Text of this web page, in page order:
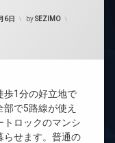
6日 bySEZIMO
歩1分の好立地で
で5路線が使え
トロックのマンシ
らせます。普通の